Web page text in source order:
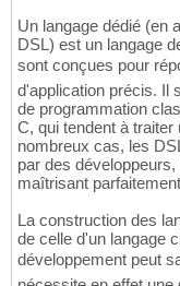
Un langage dédié (en
DSL) est un langage
sont conçues pour
d'application précis. Il
de programmation
C, qui tendent à
nombreux cas, les
par des
maîtrisant
La construction des
de celle d'un langage
développement peut